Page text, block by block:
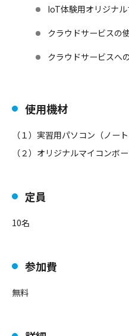
IoT体験用オリジナ
クラウドサービスの
クラウドサービスへ
使用機材
（１）実習用パソコン（ノー
（２）オリジナルマイコンボ
定員
10名
参加費
無料